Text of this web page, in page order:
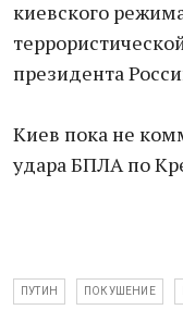
киевского
президента
Киев пока не
удара БПЛА по
ПУТИН ПОКУШЕНИЕ